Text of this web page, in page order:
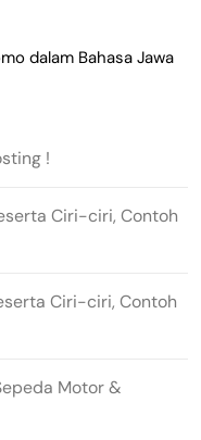
dalam Bahasa Jawa
!
Ciri-ciri, Contoh
Ciri-ciri, Contoh
Motor &